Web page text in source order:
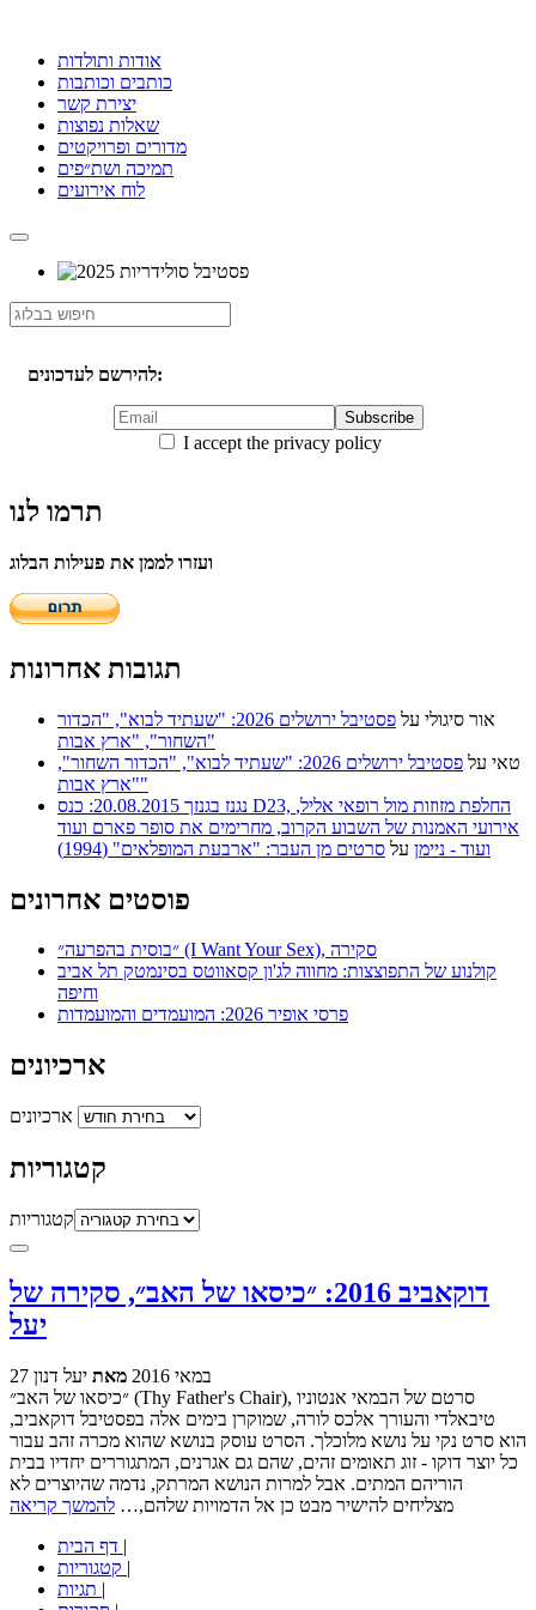
אודות ותולדות
כותבים וכותבות
יצירת קשר
שאלות נפוצות
מדורים ופרויקטים
תמיכה ושת״פים
לוח אירועים
להירשם לעדכונים:
I accept the privacy policy
תרמו לנו
ועזרו לממן את פעילות הבלוג
תגובות אחרונות
אור סיגולי על
פסטיבל ירושלים 2026: "שעתיד לבוא", "הכדור
השחור", "ארץ אבות"
טאי על
פסטיבל ירושלים 2026: "שעתיד לבוא", "הכדור השחור",
"ארץ אבות"
נגנז בגנזך 20.08.2015: כנס D23, החלפת מזוזות מול רופאי אליל,
אירועי האמנות של השבוע הקרוב, מחרימים את סופר פארם ועוד
ועוד - ניימן על סרטים מן העבר: "ארבעת המופלאים" (1994)
פוסטים אחרונים
״בוסית בהפרעה״ (I Want Your Sex), סקירה
קולנוע של התפוצצות: מחווה לג'ון קסאווטס בסינמטק תל אביב
וחיפה
פרסי אופיר 2026: המועמדים והמועמדות
ארכיונים
ארכיונים
קטגוריות
קטגוריות
דוקאביב 2016: ״כיסאו של האב״, סקירה של
יעל
27 במאי 2016 מאת יעל דנון
״כיסאו של האב״ (Thy Father's Chair), סרטם של הבמאי אנטוניו
טיבאלדי והעורך אלכס לורה, שמוקרן בימים אלה בפסטיבל דוקאביב,
הוא סרט נקי על נושא מלוכלך. הסרט עוסק בנושא שהוא מכרה זהב עבור
כל יוצר דוקו - זוג תאומים זהים, שהם גם אגרנים, המתגוררים יחדיו בבית
הוריהם המתים. אבל למרות הנושא המרתק, נדמה שהיוצרים לא
מצליחים להישיר מבט כן אל הדמויות שלהם,… להמשך קריאה
|
|
|